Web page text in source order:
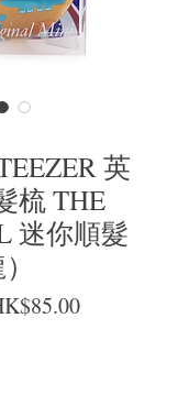
英
梳 THE
迷你順髮
PriceSale Price